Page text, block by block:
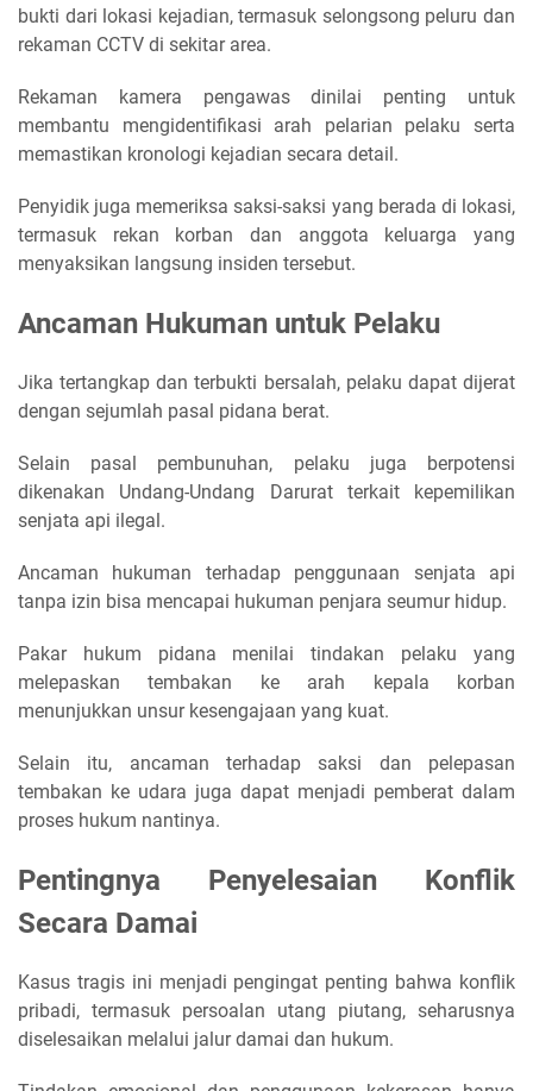
bukti dari lokasi kejadian, termasuk selongsong peluru dan
rekaman CCTV di sekitar area.
Rekaman kamera pengawas dinilai penting untuk
membantu mengidentifikasi arah pelarian pelaku serta
memastikan kronologi kejadian secara detail.
Penyidik juga memeriksa saksi-saksi yang berada di lokasi,
termasuk rekan korban dan anggota keluarga yang
menyaksikan langsung insiden tersebut.
Ancaman Hukuman untuk Pelaku
Jika tertangkap dan terbukti bersalah, pelaku dapat dijerat
dengan sejumlah pasal pidana berat.
Selain pasal pembunuhan, pelaku juga berpotensi
dikenakan Undang-Undang Darurat terkait kepemilikan
senjata api ilegal.
Ancaman hukuman terhadap penggunaan senjata api
tanpa izin bisa mencapai hukuman penjara seumur hidup.
Pakar hukum pidana menilai tindakan pelaku yang
melepaskan tembakan ke arah kepala korban
menunjukkan unsur kesengajaan yang kuat.
Selain itu, ancaman terhadap saksi dan pelepasan
tembakan ke udara juga dapat menjadi pemberat dalam
proses hukum nantinya.
Pentingnya Penyelesaian Konflik
Secara Damai
Kasus tragis ini menjadi pengingat penting bahwa konflik
pribadi, termasuk persoalan utang piutang, seharusnya
diselesaikan melalui jalur damai dan hukum.